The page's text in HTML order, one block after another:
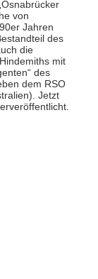
von
Jahren
des
die
mit
des
dem RSO
Jetzt